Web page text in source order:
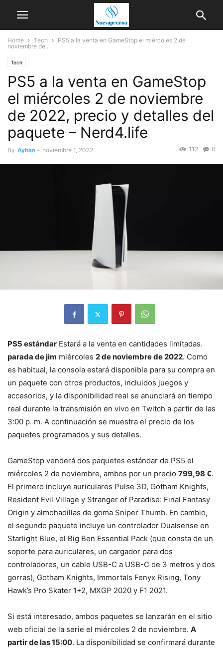
Home Tech
PS5 a la venta en GameStop el miércoles 2 de
noviembre de...
Tech
PS5 a la venta en GameStop
el miércoles 2 de noviembre
de 2022, precio y detalles del
paquete – Nerd4.life
By Ayhan - noviembre 1, 2022 0
112
PS5 estándar Estará a la venta en cantidades limitadas.
parada de jim miércoles 2 de noviembre de 2022. Como
es habitual, la consola estará disponible para su compra en
un paquete con otros productos, incluidos juegos y
accesorios, y la disponibilidad real se anunciará en tiempo
real durante la transmisión en vivo en Twitch a partir de las
3:00 p. m. A continuación se muestra el precio de los
paquetes programados y sus detalles.
GameStop venderá dos paquetes estándar de PS5 el
miércoles 2 de noviembre, ambos por un precio 799,98 €.
El primero incluye auriculares Pulse 3D, Gotham Knights,
Resident Evil Village y Stranger of Paradise: Final Fantasy
Origin y almohadillas de goma Sniper Thumb. En cambio,
el segundo paquete incluye un controlador Dualsense en
Starlight Blue, el Big Ben Essential Pack (que consta de un
soporte para auriculares, un cargador para dos
controladores, un cable USB-C a USB-C de 3 metros y dos
gorras), Gotham Knights, Immortals Fenyx Rising, Tony
Hawk’s Pro Skater 1+2, MXGP 2020 y F1 2021.
Si está interesado, ambos paquetes se lanzarán en el sitio
web oficial de la serie el miércoles 2 de noviembre. A
partir de las 15:00. La disponibilidad se confirmará durante